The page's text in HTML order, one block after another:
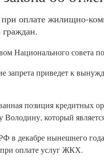
оплате жилищно-
Национального совета
приведет к
позиция кредитных
который
в декабре нынешнего
при оплате услуг ЖКХ.